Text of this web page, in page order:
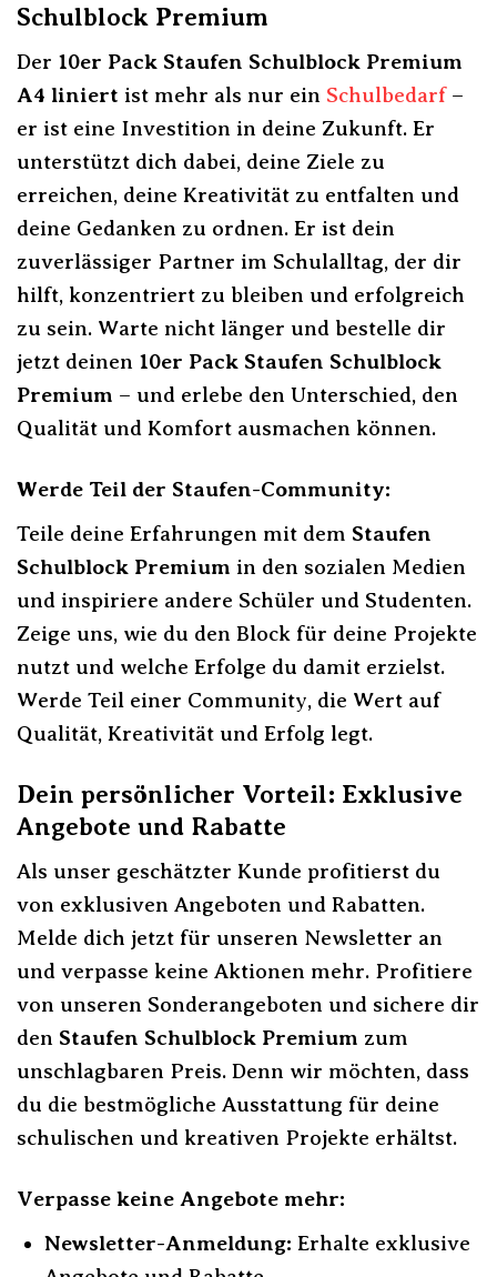
Schulblock Premium
Der 10er Pack Staufen Schulblock Premium
A4 liniert ist mehr als nur ein Schulbedarf–
er ist eine Investition in deine Zukunft. Er
unterstützt dich dabei, deine Ziele zu
erreichen, deine Kreativität zu entfalten und
deine Gedanken zu ordnen. Er ist dein
zuverlässiger Partner im Schulalltag, der dir
hilft, konzentriert zu bleiben und erfolgreich
zu sein. Warte nicht länger und bestelle dir
jetzt deinen 10er Pack Staufen Schulblock
Premium – und erlebe den Unterschied, den
Qualität und Komfort ausmachen können.
Werde Teil der Staufen-Community:
Teile deine Erfahrungen mit dem Staufen
Schulblock Premium in den sozialen Medien
und inspiriere andere Schüler und Studenten.
Zeige uns, wie du den Block für deine Projekte
nutzt und welche Erfolge du damit erzielst.
Werde Teil einer Community, die Wert auf
Qualität, Kreativität und Erfolg legt.
Dein persönlicher Vorteil: Exklusive
Angebote und Rabatte
Als unser geschätzter Kunde profitierst du
von exklusiven Angeboten und Rabatten.
Melde dich jetzt für unseren Newsletter an
und verpasse keine Aktionen mehr. Profitiere
von unseren Sonderangeboten und sichere dir
den Staufen Schulblock Premium zum
unschlagbaren Preis. Denn wir möchten, dass
du die bestmögliche Ausstattung für deine
schulischen und kreativen Projekte erhältst.
Verpasse keine Angebote mehr:
Newsletter-Anmeldung: Erhalte exklusive